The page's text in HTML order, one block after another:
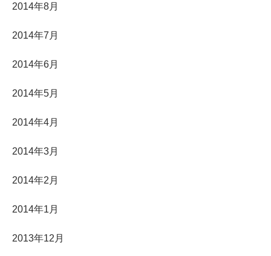
2014年8月
2014年7月
2014年6月
2014年5月
2014年4月
2014年3月
2014年2月
2014年1月
2013年12月